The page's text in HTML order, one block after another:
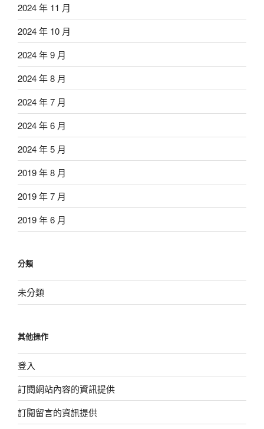
2024 年 11 月
2024 年 10 月
2024 年 9 月
2024 年 8 月
2024 年 7 月
2024 年 6 月
2024 年 5 月
2019 年 8 月
2019 年 7 月
2019 年 6 月
分類
未分類
其他操作
登入
訂閱網站內容的資訊提供
訂閱留言的資訊提供